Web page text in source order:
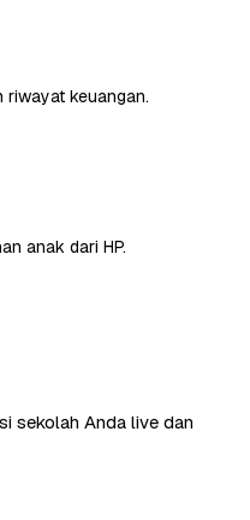
riwayat keuangan.
anak dari HP.
sekolah Anda live dan